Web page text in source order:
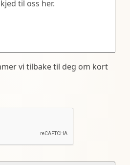
vi tilbake til deg om kort